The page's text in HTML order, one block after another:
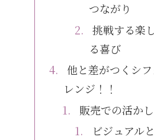
つながり
挑戦する楽
る喜び
他と差がつくシ
レンジ！！
販売での活か
ビジュアル